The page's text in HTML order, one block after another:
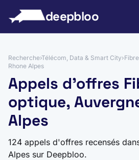
deepbloo
Recherche›Télécom, Data & Smart City›
Rhone Alpes
Appels d'offres
optique,
Alpes
124 appels d'offres recensés
Alpes sur Deepbloo.